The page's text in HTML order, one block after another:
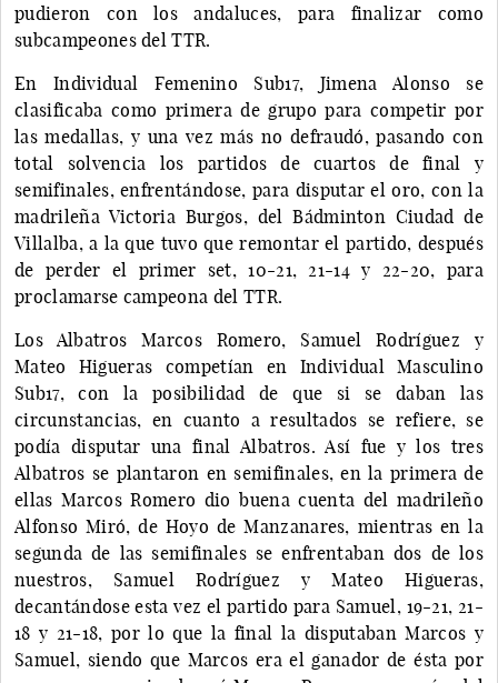
pudieron con los andaluces, para finalizar como
subcampeones del TTR.
En Individual Femenino Sub17, Jimena Alonso se
clasificaba como primera de grupo para competir por
las medallas, y una vez más no defraudó, pasando con
total solvencia los partidos de cuartos de final y
semifinales, enfrentándose, para disputar el oro, con la
madrileña Victoria Burgos, del Bádminton Ciudad de
Villalba, a la que tuvo que remontar el partido, después
de perder el primer set, 10-21, 21-14 y 22-20, para
proclamarse campeona del TTR.
Los Albatros Marcos Romero, Samuel Rodríguez y
Mateo Higueras competían en Individual Masculino
Sub17, con la posibilidad de que si se daban las
circunstancias, en cuanto a resultados se refiere, se
podía disputar una final Albatros. Así fue y los tres
Albatros se plantaron en semifinales, en la primera de
ellas Marcos Romero dio buena cuenta del madrileño
Alfonso Miró, de Hoyo de Manzanares, mientras en la
segunda de las semifinales se enfrentaban dos de los
nuestros, Samuel Rodríguez y Mateo Higueras,
decantándose esta vez el partido para Samuel, 19-21, 21-
18 y 21-18, por lo que la final la disputaban Marcos y
Samuel, siendo que Marcos era el ganador de ésta por